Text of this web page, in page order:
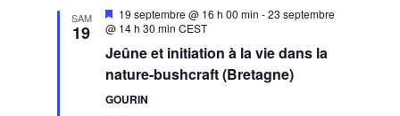
SAM
19
Mis
en
19 septembre @ 16 h 00 min -23 septembre
@ 14 h 30 min CEST
Jeûne et initiation à la vie dans la
nature-bushcraft (Bretagne)
GOURIN